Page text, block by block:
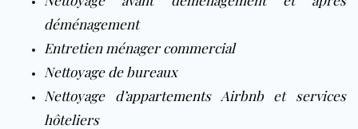
déménagement
Entretien ménager commercial
Nettoyage de bureaux
Nettoyage d’appartements Airbnbet services
hôteliers